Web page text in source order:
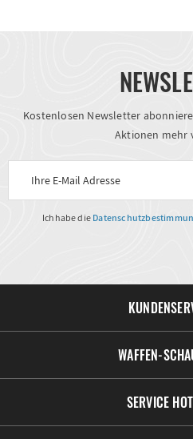
Kostenlosen Newsletter
Aktionen mehr
Ich habe die
WAFFEN-
SERVICE